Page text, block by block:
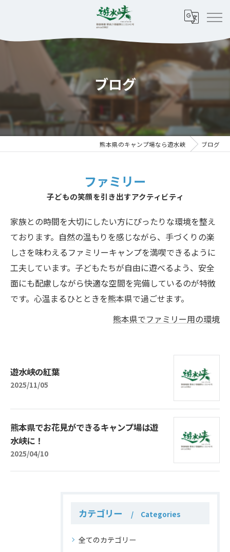
ブログ
熊本県のキャンプ場なら遊水峡 ブログ
ファミリー
子どもの笑顔を引き出すアクティビティ
家族との時間を大切にしたい方にぴったりな環境を整え
ております。自然の温もりを感じながら、手づくりの楽
しさを味わえるファミリーキャンプを満喫できるように
工夫しています。子どもたちが自由に遊べるよう、安全
面にも配慮しながら快適な空間を完備しているのが特徴
です。心温まるひとときを熊本県で過ごせます。
熊本県でファミリー用の環境
遊水峡の紅葉
2025/11/05
熊本県でお花見ができるキャンプ場は遊
水峡に！
2025/04/10
カテゴリー Categories
全てのカテゴリー